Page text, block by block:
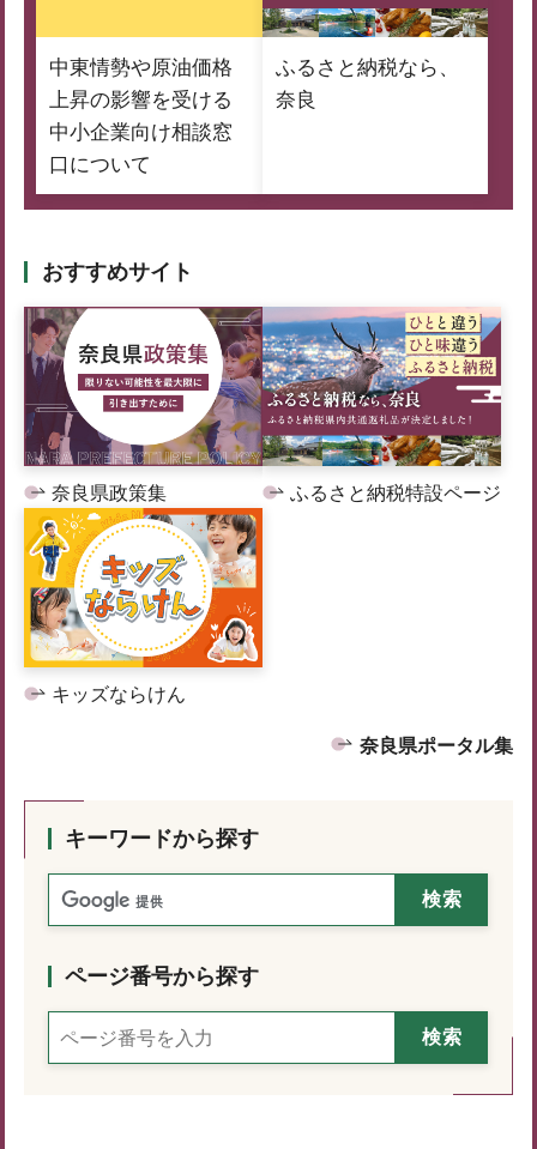
中東情勢や原油価格
上昇の影響を受ける
中小企業向け相談窓
口について
ふるさと納税なら、
奈良
おすすめサイト
奈良県政策集 ふるさと納税特設ページ
キッズならけん
奈良県ポータル集
キーワードから探す
ページ番号から探す